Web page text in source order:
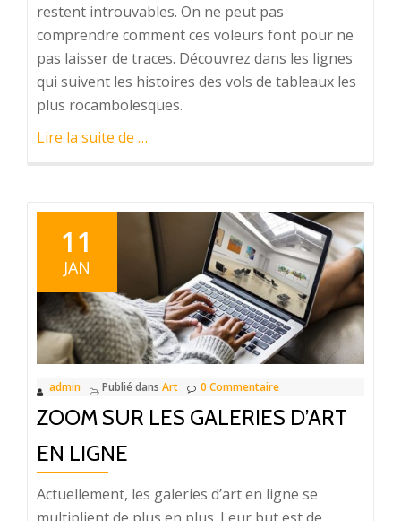
restent introuvables. On ne peut pas
comprendre comment ces voleurs font pour ne
pas laisser de traces. Découvrez dans les lignes
qui suivent les histoires des vols de tableaux les
plus rocambolesques.
Lire la suite de à
tableaux
les
plus
rocambolesques
…
11
JAN
admin Publié dans Art 0 Commentaire
ZOOM SUR LES GALERIES D’ART
EN LIGNE
Actuellement, les galeries d’art en ligne se